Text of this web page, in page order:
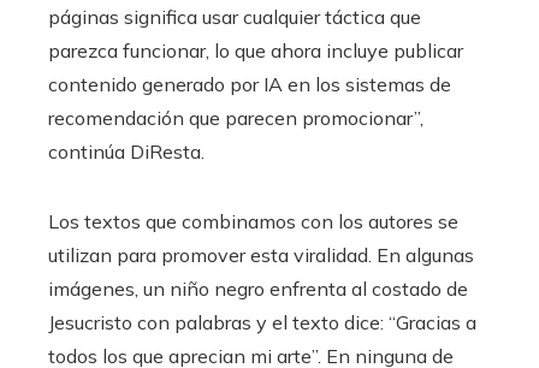
páginas significa usar cualquier táctica que
parezca funcionar, lo que ahora incluye publicar
contenido generado por IA en los sistemas de
recomendación que parecen promocionar”,
continúa DiResta.
Los textos que combinamos con los autores se
utilizan para promover esta viralidad. En algunas
imágenes, un niño negro enfrenta al costado de
Jesucristo con palabras y el texto dice: “Gracias a
todos los que aprecian mi arte”. En ninguna de